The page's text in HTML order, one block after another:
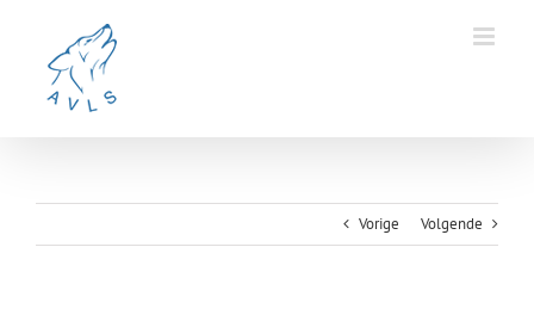
Vorige Volgende